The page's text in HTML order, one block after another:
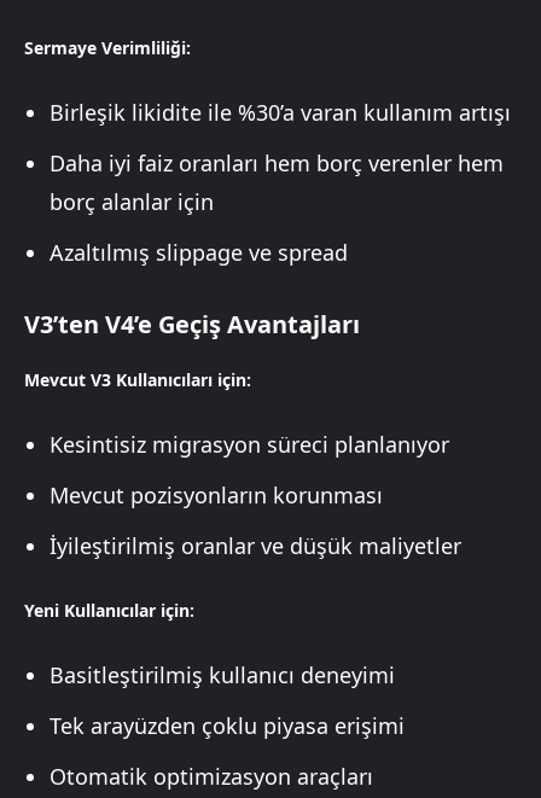
Sermaye Verimliliği:
Birleşik likidite ile %30’a varan kullanım artışı
Daha iyi faiz oranları hem borç verenler hem
borç alanlar için
Azaltılmış slippage ve spread
V3’ten V4’e Geçiş Avantajları
Mevcut V3 Kullanıcıları için:
Kesintisiz migrasyon süreci planlanıyor
Mevcut pozisyonların korunması
İyileştirilmiş oranlar ve düşük maliyetler
Yeni Kullanıcılar için:
Basitleştirilmiş kullanıcı deneyimi
Tek arayüzden çoklu piyasa erişimi
Otomatik optimizasyon araçları